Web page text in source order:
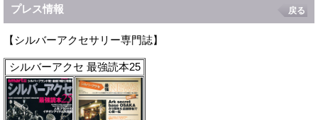
プレス情報 戻る
【シルバーアクセサリー専門誌】
シルバーアクセ 最強読本25